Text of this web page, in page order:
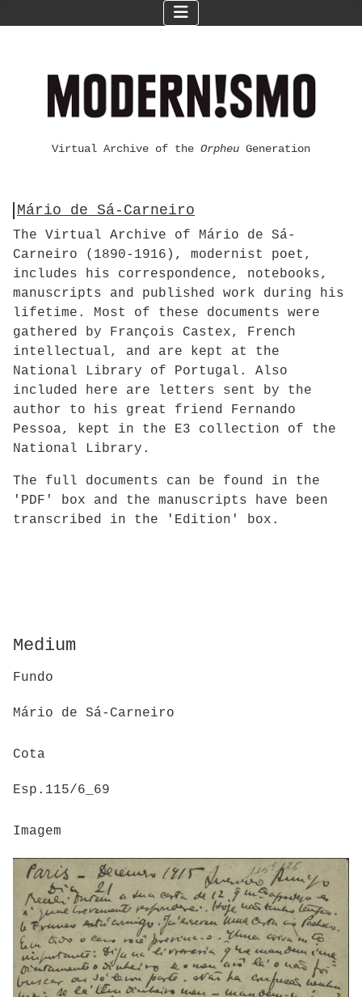
Virtual Archive of the Orpheu Generation
Mário de Sá-Carneiro
The Virtual Archive of Mário de Sá-
Carneiro (1890-1916), modernist poet,
includes his correspondence, notebooks,
manuscripts and published work during his
lifetime. Most of these documents were
gathered by François Castex, French
intellectual, and are kept at the
National Library of Portugal. Also
included here are letters sent by the
author to his great friend Fernando
Pessoa, kept in the E3 collection of the
National Library.
The full documents can be found in the
'PDF' box and the manuscripts have been
transcribed in the 'Edition' box.
Medium
Fundo
Mário de Sá-Carneiro
Cota
Esp.115/6_69
Imagem